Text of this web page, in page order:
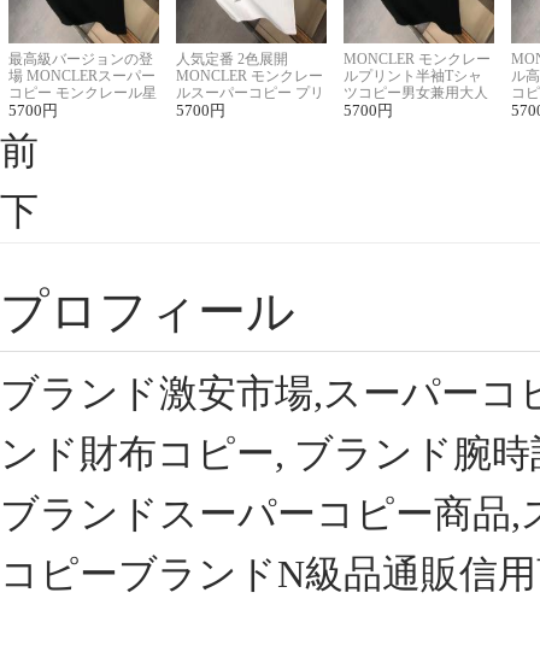
最高級バージョンの登
場 MONCLERスーパー
コピー モンクレール星
座半袖Tシャツ
5700 円
人気定番 2色展開
MONCLER モンクレー
ルスーパーコピー プリ
ント半袖Tシャツ
5700 円
MONCLER モンクレー
ルプリント半袖Tシャ
ツコピー男女兼用大人
可愛い春夏コーデ
5700 円
ル
コ
ィ
前
下
プロフィール
ブランド激安市場,スーパー
ンド財布コピー, ブランド腕
ブランドスーパーコピー商品
コピーブランドN級品通販信